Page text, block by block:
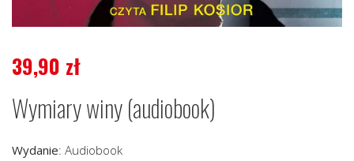
39,90 zł
Wymiary winy (audiobook)
Wydanie: Audiobook